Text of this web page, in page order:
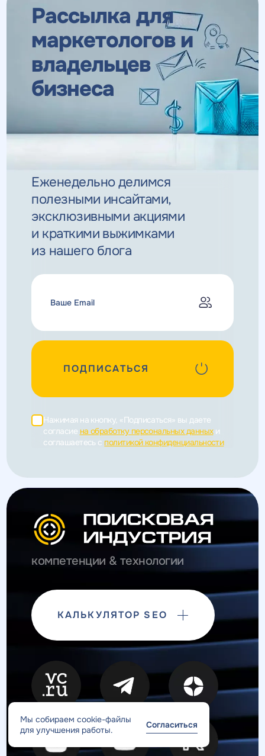
Рассылка для
маркетологов и
владельцев
бизнеса
Еженедельно делимся
полезными инсайтами,
эксклюзивными акциями
и краткими выжимками
из нашего блога
ПОДПИСАТЬСЯ
Нажимая на кнопку, «Подписаться» вы даете
согласие на обработку персональных данныхи
соглашаетесь c политикой конфиденциальности
компетенции & технологии
КАЛЬКУЛЯТОР SEO
Мы собираем cookie-файлы
для улучшения работы.
Согласиться